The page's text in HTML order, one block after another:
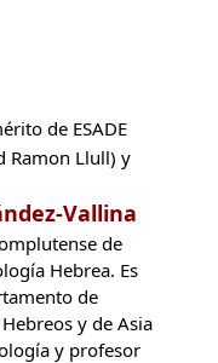
de ESADE
Ramon Llull) y
Vallina
de
Hebrea. Es
de
y de Asia
y profesor